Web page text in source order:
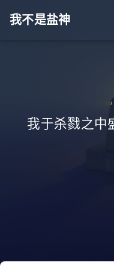
我不是盐神
我于杀戮之中